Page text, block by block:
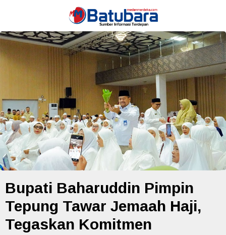
Bupati Baharuddin Pimpin
Tepung Tawar Jemaah Haji,
Tegaskan Komitmen